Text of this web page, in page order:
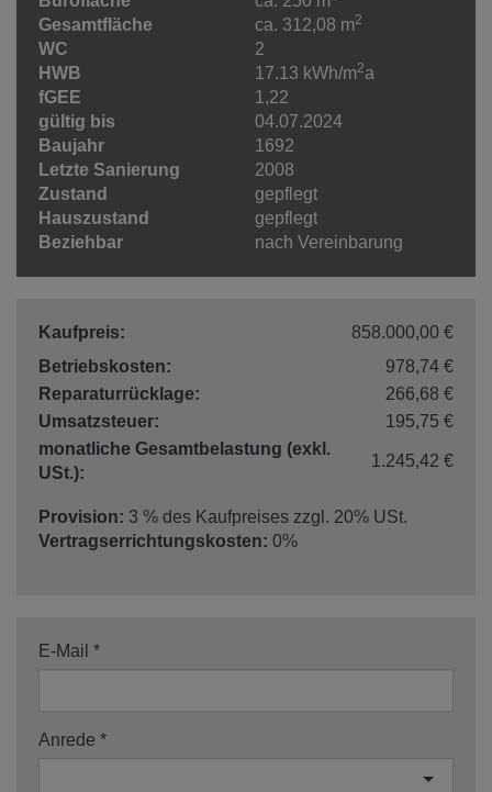
Gesamtfläche ca. 312,08 m2
WC
2
HWB
17.13 kWh/m2a
fGEE
1,22
gültig bis
04.07.2024
Baujahr
1692
Letzte Sanierung
2008
Zustand
gepflegt
Hauszustand
gepflegt
Beziehbar
nach Vereinbarung
Kaufpreis:
858.000,00 €
Betriebskosten:
978,74 €
Reparaturrücklage:
266,68 €
Umsatzsteuer:
195,75 €
monatliche Gesamtbelastung (exkl.
USt.):
1.245,42 €
Provision: 3 % des Kaufpreises zzgl. 20% USt.
Vertragserrichtungskosten: 0%
E-Mail
Anrede